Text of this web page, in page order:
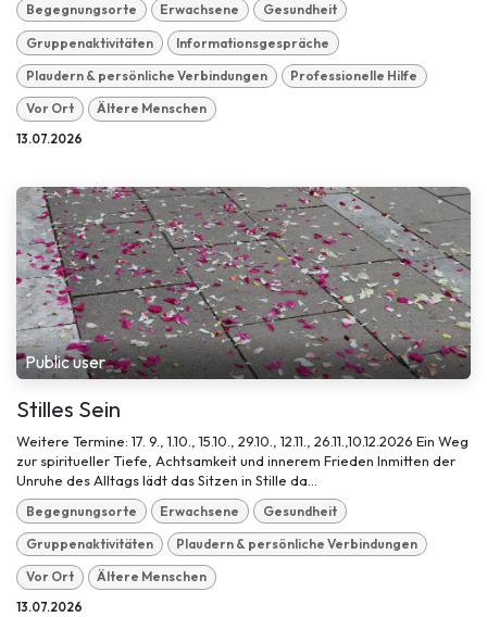
Begegnungsorte Erwachsene Gesundheit
Gruppenaktivitäten Informationsgespräche
Plaudern & persönliche Verbindungen Professionelle Hilfe
Vor Ort Ältere Menschen
13.07.2026
Public user
Stilles Sein
Weitere Termine: 17. 9., 1.10., 15.10., 29.10., 12.11., 26.11.,10.12.2026 Ein Weg
zur spiritueller Tiefe, Achtsamkeit und innerem Frieden Inmitten der
Unruhe des Alltags lädt das Sitzen in Stille da...
Begegnungsorte Erwachsene Gesundheit
Gruppenaktivitäten Plaudern & persönliche Verbindungen
Vor Ort Ältere Menschen
13.07.2026